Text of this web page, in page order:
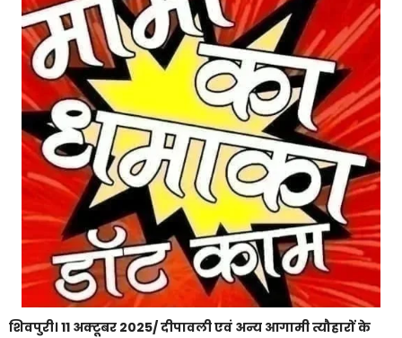
शिवपुरी। 11 अक्टूबर 2025/ दीपावली एवं अन्य आगामी त्यौहारों के